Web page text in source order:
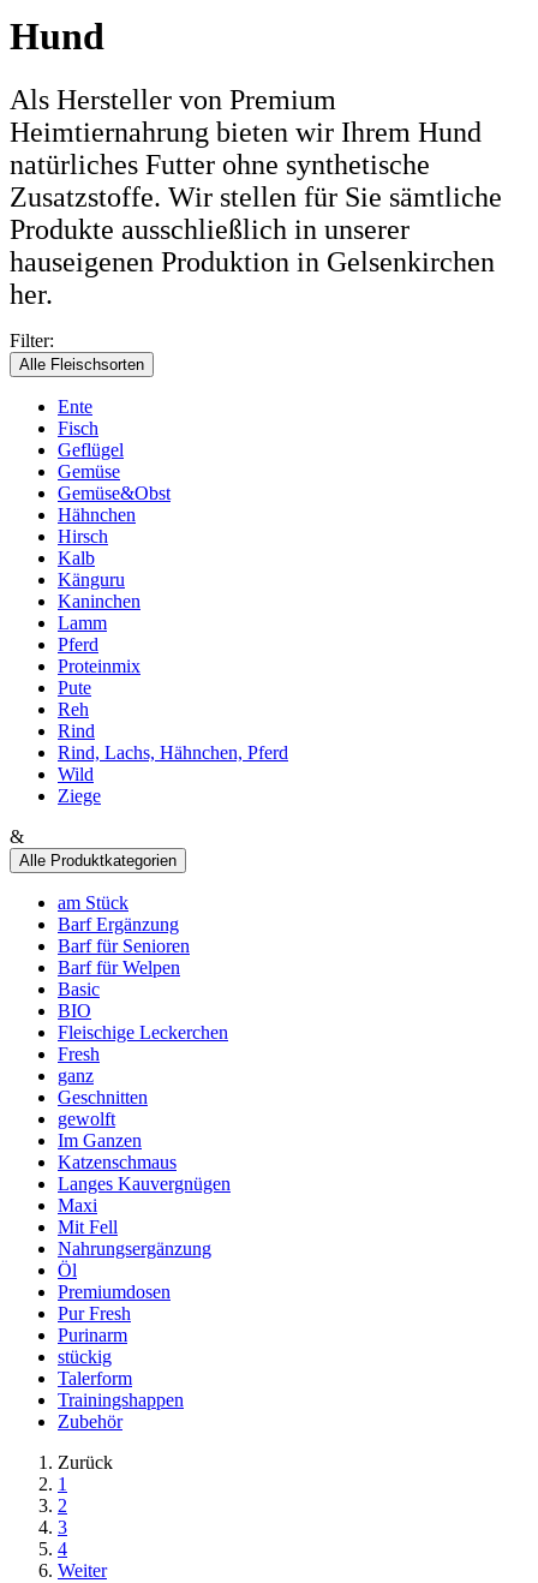
Hund
Als Hersteller von Premium
Heimtiernahrung bieten wir Ihrem Hund
natürliches Futter ohne synthetische
Zusatzstoffe. Wir stellen für Sie sämtliche
Produkte ausschließlich in unserer
hauseigenen Produktion in Gelsenkirchen
her.
Filter:
Alle Fleischsorten
Ente
Fisch
Geflügel
Gemüse
Gemüse&Obst
Hähnchen
Hirsch
Kalb
Känguru
Kaninchen
Lamm
Pferd
Proteinmix
Pute
Reh
Rind
Rind, Lachs, Hähnchen, Pferd
Wild
Ziege
&
Alle Produktkategorien
am Stück
Barf Ergänzung
Barf für Senioren
Barf für Welpen
Basic
BIO
Fleischige Leckerchen
Fresh
ganz
Geschnitten
gewolft
Im Ganzen
Katzenschmaus
Langes Kauvergnügen
Maxi
Mit Fell
Nahrungsergänzung
Öl
Premiumdosen
Pur Fresh
Purinarm
stückig
Talerform
Trainingshappen
Zubehör
Zurück
1
2
3
4
Weiter